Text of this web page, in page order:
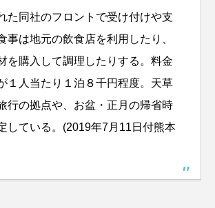
た同社のフロントで受け付けや支
事は地元の飲食店を利用したり、
を購入して調理したりする。料金
１人当たり１泊８千円程度。天草
行の拠点や、お盆・正月の帰省時
している。 (2019年7月11日付熊本